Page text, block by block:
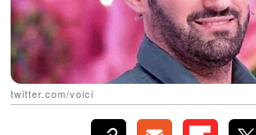
twitter.com/voici